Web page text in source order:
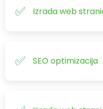
Izrada web
SEO optimizacija